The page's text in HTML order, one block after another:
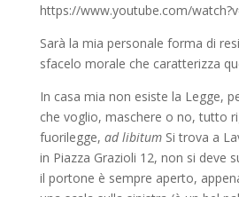
https://www.youtube.com/
Sarà la mia personale forma di
sfacelo morale che caratterizza
In casa mia non esiste la Legge,
che voglio, maschere o no, tutto
fuorilegge, ad libitumSi trova a
in Piazza Grazioli 12, non si deve
il portone è sempre aperto,